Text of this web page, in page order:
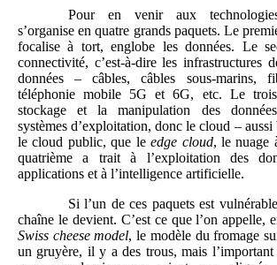
Pour en venir aux
s’organise en quatre grands paquets. Le
focalise à tort, englobe les données. Le
connectivité, c’est-à-dire les infrastructures
données – câbles, câbles sous-marins,
téléphonie mobile 5G et 6G, etc. Le
stockage et la manipulation des
systèmes d’exploitation, donc le cloud – aussi
le cloud public, que leedge cloud, le nuage
quatrième a trait à l’exploitation des
applications et à l’intelligence artificielle.
Si l’un de ces paquets est
chaîne le devient. C’est ce que l’on appelle,
Swiss cheese model, le modèle du fromage
un gruyère, il y a des trous, mais